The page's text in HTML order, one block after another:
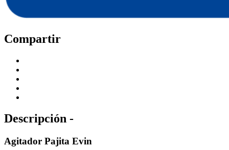
Compartir
Descripción -
Agitador Pajita Evin